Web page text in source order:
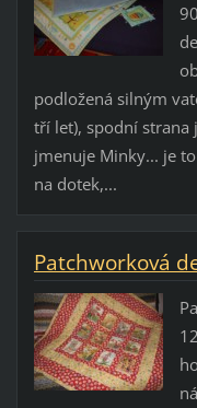
podložená silným
tří let), spodní strana
jmenuje Minky... je
na dotek,...
Patchworková